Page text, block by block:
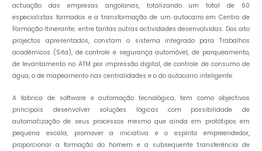
actuação das empresas angolanas, totalizando um total de 60
especialistas formados e a transformação de um autocarro em Centro de
Formação Itinerante; entre tantas outras actividades desenvolvidas. Dos oito
projectos apresentados, constam o sistema integrado para Trabalhos
académicos (Sita), de controle e segurança automóvel, de parqueamento,
de levantamento no ATM por impressão digital, de controle de consumo de
água, o de mapeamento nas centralidades e o do autocarro inteligente.
A fabrica de software e automação tecnológica, tem como objectivos
principais desenvolver soluções lógicas com possibilidade de
automatização de seus processos mesmo que ainda em protótipos em
pequena escala, promover a iniciativa e o espírito empreendedor,
proporcionar a formação do homem e a subsequente transferência de